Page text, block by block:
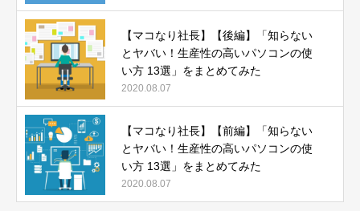
【マコなり社長】【後編】「知らない
とヤバい！生産性の高いパソコンの使
い方 13選」をまとめてみた
2020.08.07
【マコなり社長】【前編】「知らない
とヤバい！生産性の高いパソコンの使
い方 13選」をまとめてみた
2020.08.07